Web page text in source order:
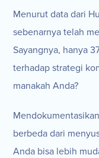
Menurut data dari
sebenarnya telah
Sayangnya, hanya
terhadap strategi
manakah Anda?
berbeda dari
Anda bisa lebih